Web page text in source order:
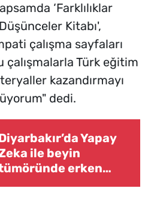
‘Farklılıklar
Kitabı',
çalışma sayfaları
çalışmalarla Türk eğitim
kazandırmayı
dedi.
Yapay
ile beyin
erken